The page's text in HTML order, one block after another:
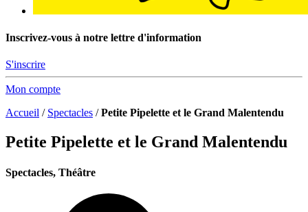
Inscrivez-vous à notre lettre d'information
S'inscrire
Mon compte
Accueil / Spectacles /Petite Pipelette et le Grand Malentendu
Petite Pipelette et le Grand Malentendu
Spectacles, Théâtre